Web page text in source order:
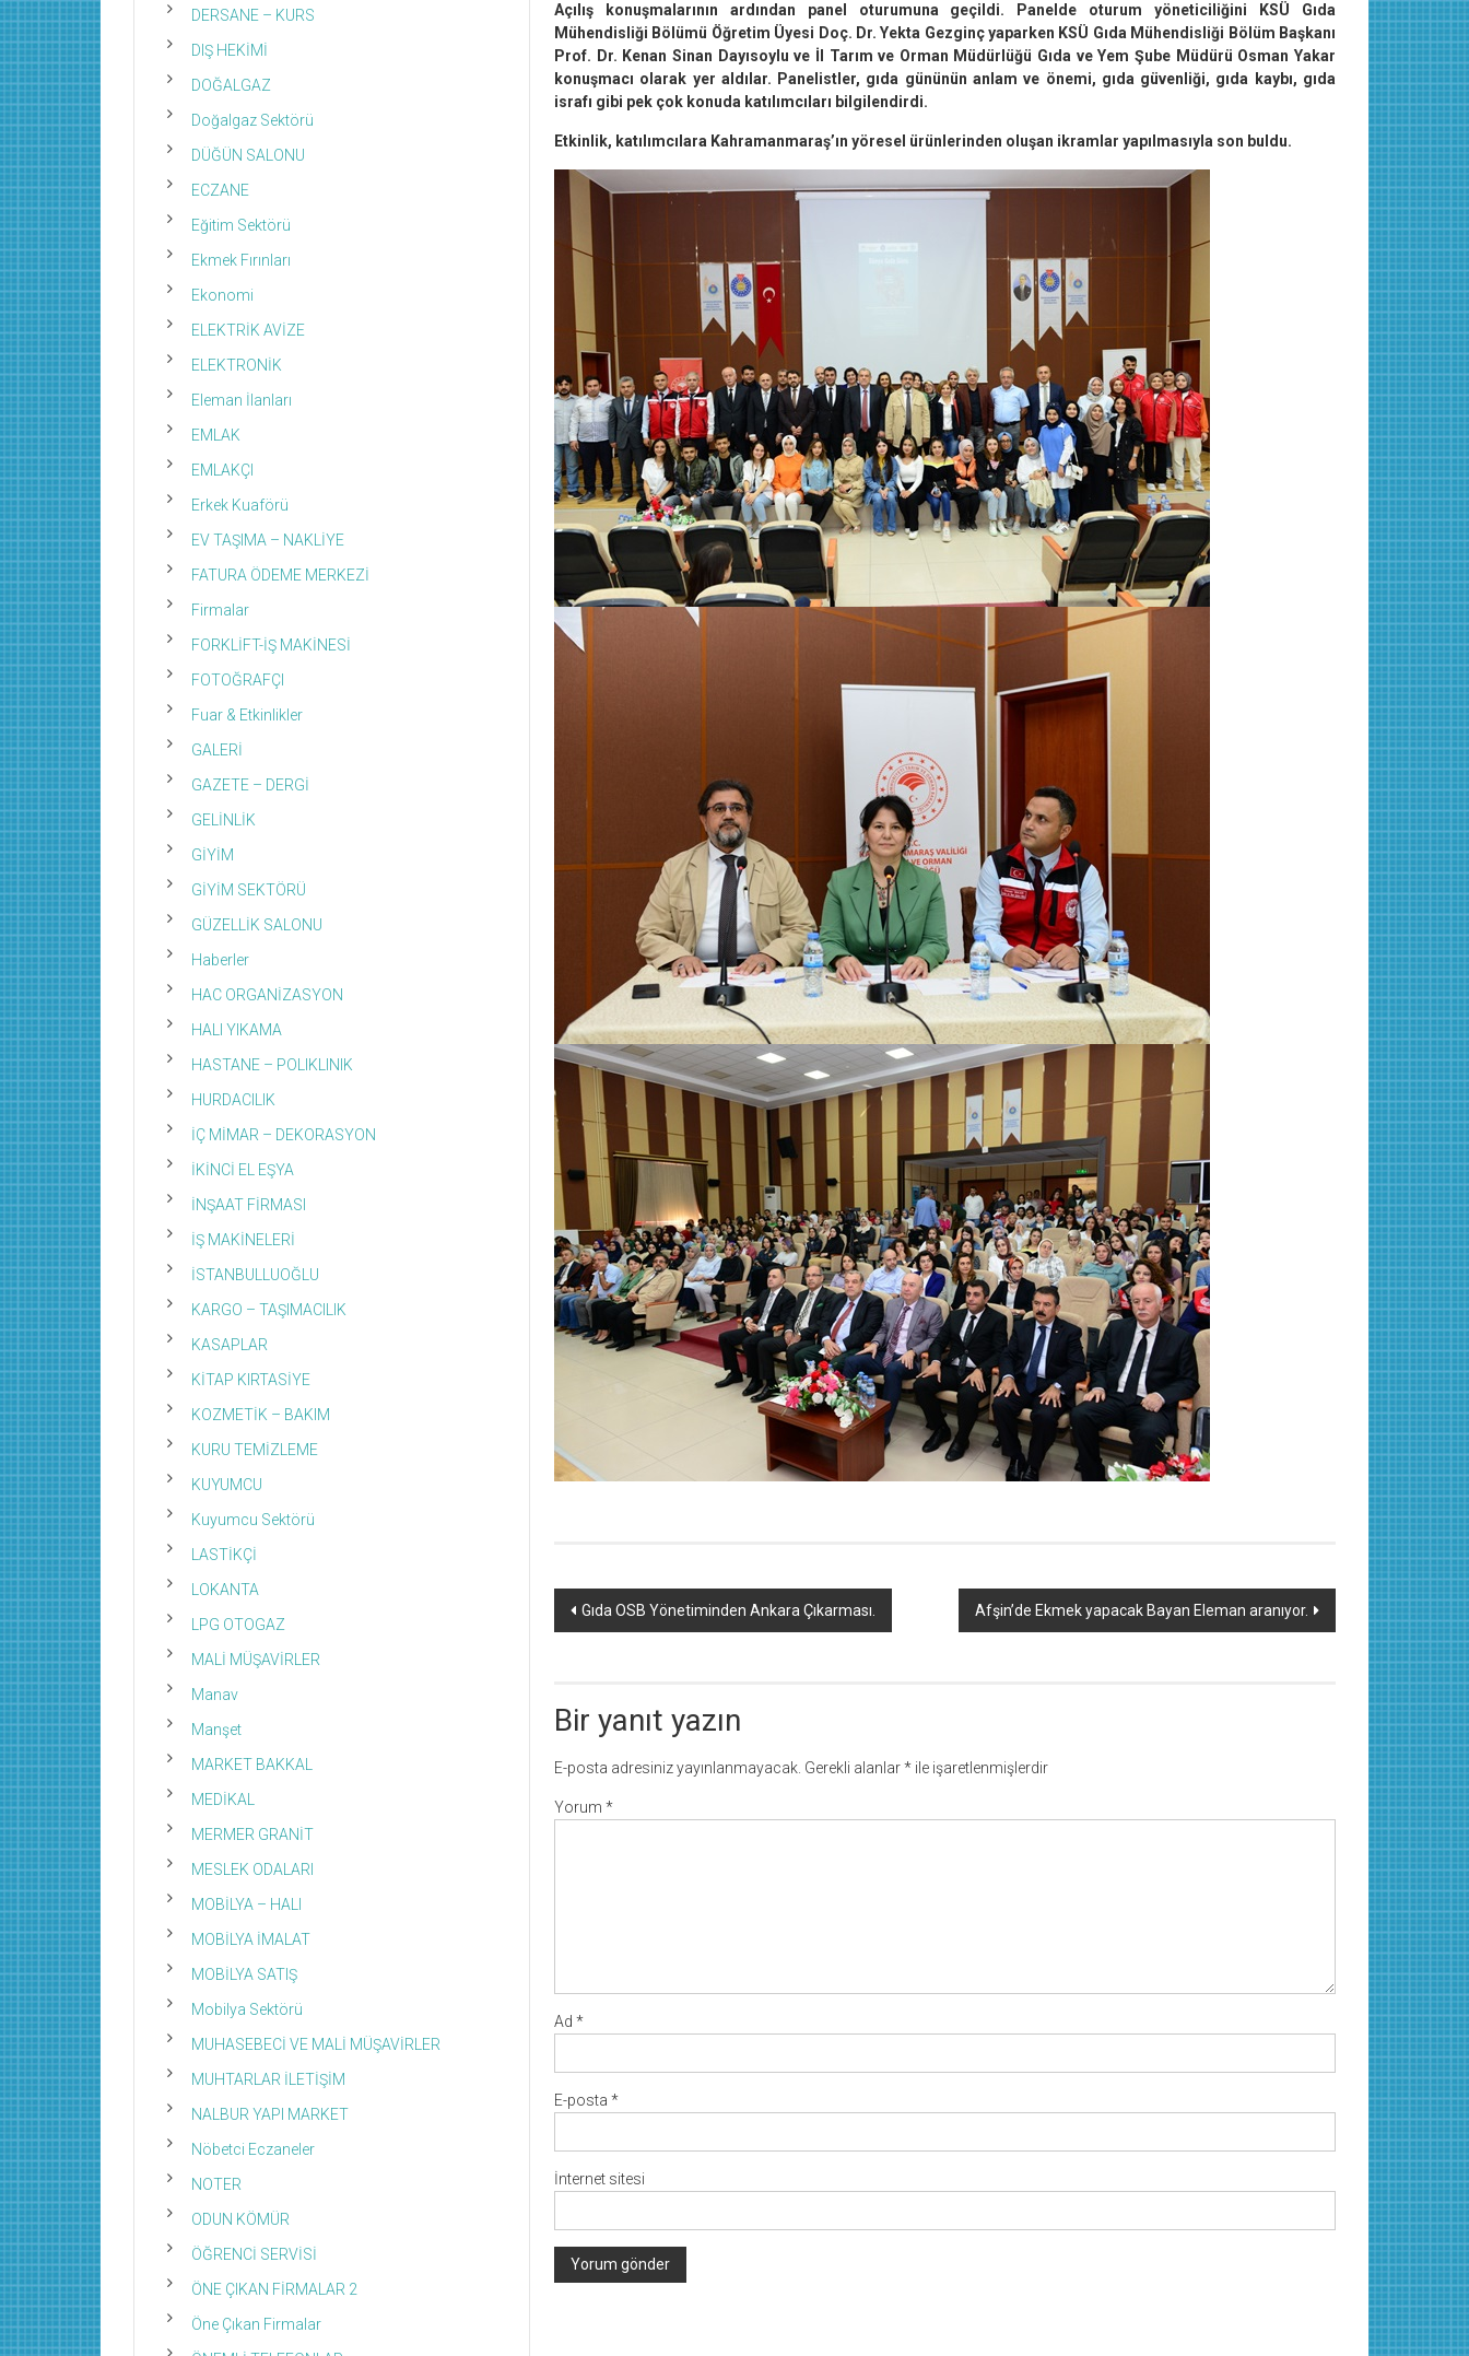
Açılış konuşmalarının ardından panel oturumuna geçildi. Panelde oturum yöneticiliğini KSÜ Gıda
Mühendisliği Bölümü Öğretim Üyesi Doç. Dr. Yekta Gezginç yaparken KSÜ Gıda Mühendisliği Bölüm Başkanı
Prof. Dr. Kenan Sinan Dayısoylu ve İl Tarım ve Orman Müdürlüğü Gıda ve Yem Şube Müdürü Osman Yakar
konuşmacı olarak yer aldılar. Panelistler, gıda gününün anlam ve önemi, gıda güvenliği, gıda kaybı, gıda
israfı gibi pek çok konuda katılımcıları bilgilendirdi.
Etkinlik, katılımcılara Kahramanmaraş’ın yöresel ürünlerinden oluşan ikramlar yapılmasıyla son buldu.
Yazı
Gıda OSB Yönetiminden Ankara Çıkarması. Afşin’de Ekmek yapacak Bayan Eleman aranıyor.
Bir yanıt yazın
E-posta adresiniz yayınlanmayacak. Gerekli alanlar* ile işaretlenmişlerdir
Yorum *
Ad *
E-posta *
İnternet sitesi
DERSANE – KURS
DIŞ HEKİMİ
DOĞALGAZ
Doğalgaz Sektörü
DÜĞÜN SALONU
ECZANE
Eğitim Sektörü
Ekmek Fırınları
Ekonomi
ELEKTRİK AVİZE
ELEKTRONİK
Eleman İlanları
EMLAK
EMLAKÇI
Erkek Kuaförü
EV TAŞIMA – NAKLİYE
FATURA ÖDEME MERKEZİ
Firmalar
FORKLİFT-İŞ MAKİNESİ
FOTOĞRAFÇI
Fuar & Etkinlikler
GALERİ
GAZETE – DERGİ
GELİNLİK
GİYİM
GİYİM SEKTÖRÜ
GÜZELLİK SALONU
Haberler
HAC ORGANİZASYON
HALI YIKAMA
HASTANE – POLIKLINIK
HURDACILIK
İÇ MİMAR – DEKORASYON
İKİNCİ EL EŞYA
İNŞAAT FİRMASI
İŞ MAKİNELERİ
İSTANBULLUOĞLU
KARGO – TAŞIMACILIK
KASAPLAR
KİTAP KIRTASİYE
KOZMETİK – BAKIM
KURU TEMİZLEME
KUYUMCU
Kuyumcu Sektörü
LASTİKÇİ
LOKANTA
LPG OTOGAZ
MALİ MÜŞAVİRLER
Manav
Manşet
MARKET BAKKAL
MEDİKAL
MERMER GRANİT
MESLEK ODALARI
MOBİLYA – HALI
MOBİLYA İMALAT
MOBİLYA SATIŞ
Mobilya Sektörü
MUHASEBECİ VE MALİ MÜŞAVİRLER
MUHTARLAR İLETİŞİM
NALBUR YAPI MARKET
Nöbetci Eczaneler
NOTER
ODUN KÖMÜR
ÖĞRENCİ SERVİSİ
ÖNE ÇIKAN FİRMALAR 2
Öne Çıkan Firmalar